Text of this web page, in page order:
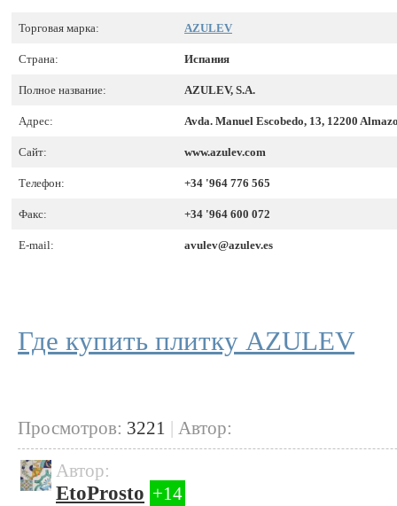
Торговая марка: AZULEV
Страна: Испания
Полное название: AZULEV, S.A.
Адрес: Avda. Manuel Escobedo, 13, 12200
Сайт: www.azulev.com
Телефон: +34 '964 776 565
Факс: +34 '964 600 072
E-mail: avulev@azulev.es
Где купить плитку AZULEV
Просмотров: 3221 | Автор:
Автор:
EtoProsto +14